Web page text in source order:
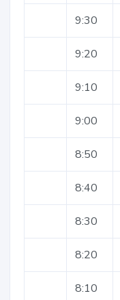
9:30
9:20
9:10
9:00
8:50
8:40
8:30
8:20
8:10